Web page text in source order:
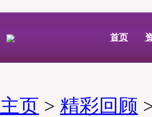
首页
主页 > 精彩回顾